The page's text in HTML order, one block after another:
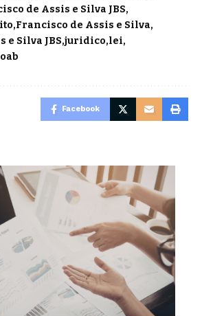
de Assis e Silva JBS
Francisco de Assis e Silva
e Silva JBS juridico lei
oab
Facebook